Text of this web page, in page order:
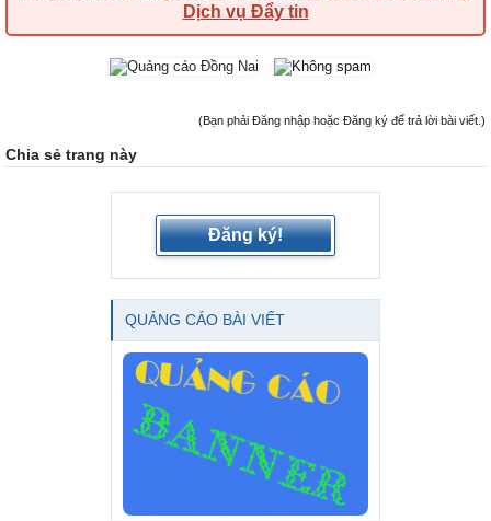
Dịch vụ Đẩy tin
(Bạn phải Đăng nhập hoặc Đăng ký để trả lời bài viết.)
Chia sẻ trang này
Đăng ký!
QUẢNG CÁO BÀI VIẾT